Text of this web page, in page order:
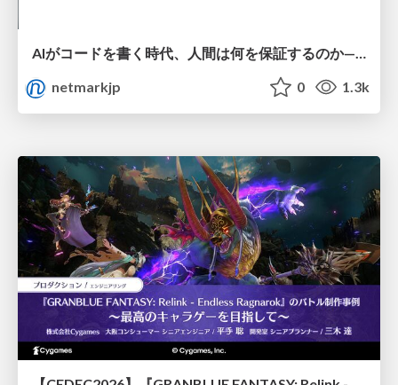
AIがコードを書く時代、人間は何を保証するのか———馬場さんと考える、開発者に求められる新しい責任と価値 - TECH PLAY
netmarkjp
0 1.3k